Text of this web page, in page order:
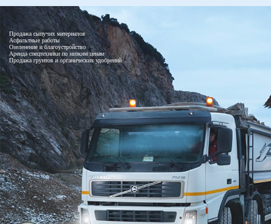
Продажа сыпучих материалов
Асфальтные работы
Озеленение и благоустройство
Аренда спецтехники по низким ценам
Продажа грунтов и органических удобрений